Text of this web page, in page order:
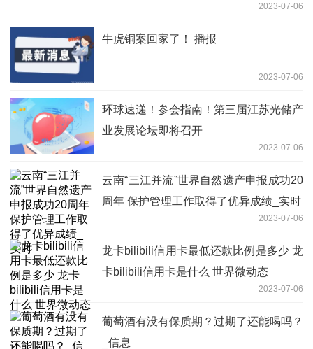
2023-07-06
牛虎铜案回家了！ 播报
2023-07-06
环球速递！参会指南！第三届江苏光储产
业发展论坛即将召开
2023-07-06
云南“三江并流”世界自然遗产申报成功20
周年 保护管理工作取得了优异成绩_实时
2023-07-06
龙卡bilibili信用卡最低还款比例是多少 龙
卡bilibili信用卡是什么 世界微动态
2023-07-06
葡萄酒有没有保质期？过期了还能喝吗？
_信息